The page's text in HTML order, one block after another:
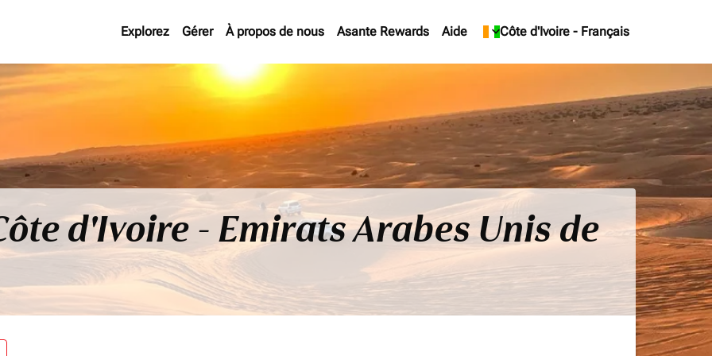
Explorez Gérer À propos de nous Asante Rewards Aide Côte d'Ivoire - Français
keyboard_arrow_down
d'Ivoire - Emirats Arabes Unis de